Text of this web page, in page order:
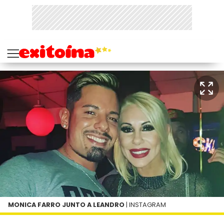
MONICA FARRO JUNTO A LEANDRO | INSTAGRAM